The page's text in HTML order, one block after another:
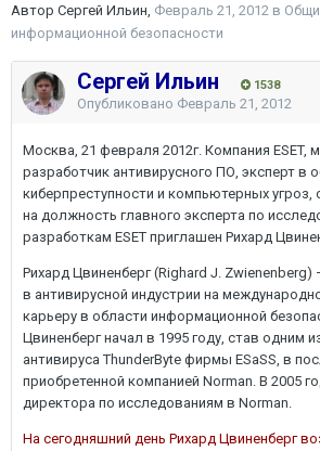
Автор Сергей Ильин, Февраль 21, 2012 в
информационной безопасности
Сергей Ильин 1538
Опубликовано Февраль 21, 2012
Москва, 21 февраля 2012г. Компания ESET,
разработчик антивирусного ПО, эксперт в
киберпреступности и компьютерных
на должность главного эксперта по
разработкам ESET приглашен Рихард
Рихард Цвиненберг (Righard J. Zwienenberg)
в антивирусной индустрии на
карьеру в области информационной
Цвиненберг начал в 1995 году, став одним
антивируса ThunderByte фирмы ESaSS, в
приобретенной компанией Norman. В 2005
директора по исследованиям в Norman.
На сегодняшний день Рихард Цвиненберг